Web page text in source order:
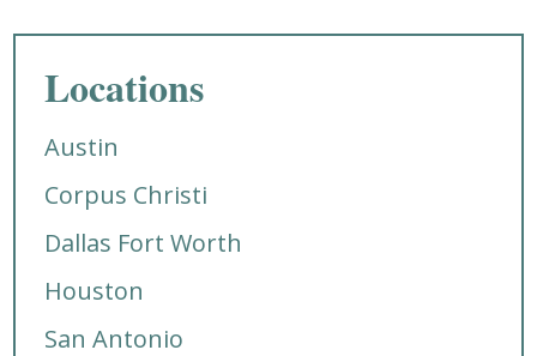
Locations
Austin
Corpus Christi
Dallas Fort Worth
Houston
San Antonio